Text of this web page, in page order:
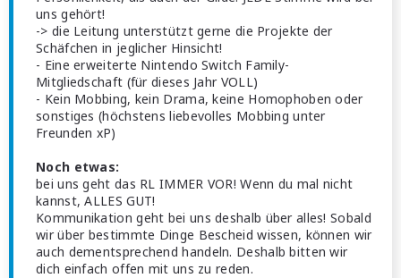
uns gehört!
-> die Leitung unterstützt gerne die Projekte der
Schäfchen in jeglicher Hinsicht!
- Eine erweiterte Nintendo Switch Family-
Mitgliedschaft (für dieses Jahr VOLL)
- Kein Mobbing, kein Drama, keine Homophoben oder
sonstiges (höchstens liebevolles Mobbing unter
Freunden xP)
Noch etwas:
bei uns geht das RL IMMER VOR! Wenn du mal nicht
kannst, ALLES GUT!
Kommunikation geht bei uns deshalb über alles! Sobald
wir über bestimmte Dinge Bescheid wissen, können wir
auch dementsprechend handeln. Deshalb bitten wir
dich einfach offen mit uns zu reden.